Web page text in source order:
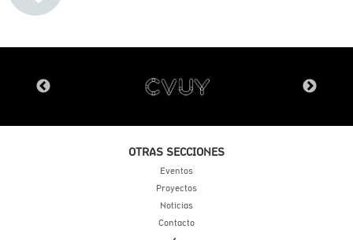
OTRAS SECCIONES
Eventos
Proyectos
Noticias
Contacto